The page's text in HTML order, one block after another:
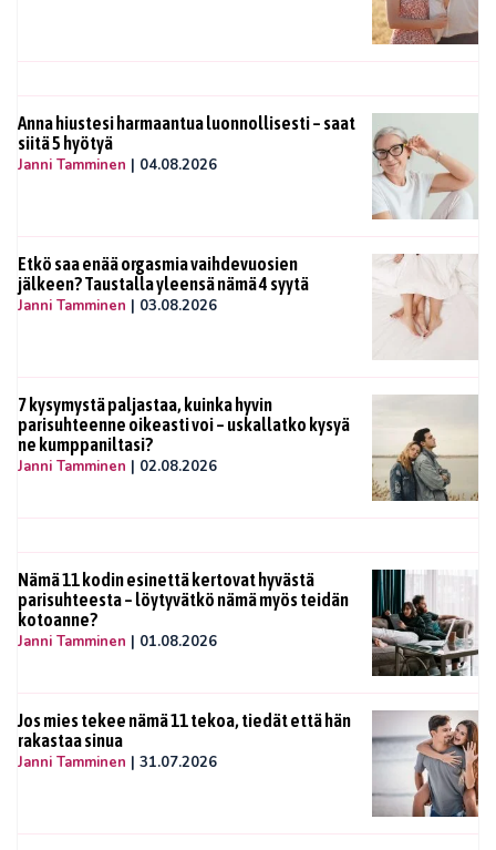
Anna hiustesi harmaantua luonnollisesti – saat
siitä 5 hyötyä
Janni Tamminen | 04.08.2026
Etkö saa enää orgasmia vaihdevuosien
jälkeen? Taustalla yleensä nämä 4 syytä
Janni Tamminen | 03.08.2026
7 kysymystä paljastaa, kuinka hyvin
parisuhteenne oikeasti voi – uskallatko kysyä
ne kumppaniltasi?
Janni Tamminen | 02.08.2026
Nämä 11 kodin esinettä kertovat hyvästä
parisuhteesta – löytyvätkö nämä myös teidän
kotoanne?
Janni Tamminen | 01.08.2026
Jos mies tekee nämä 11 tekoa, tiedät että hän
rakastaa sinua
Janni Tamminen | 31.07.2026